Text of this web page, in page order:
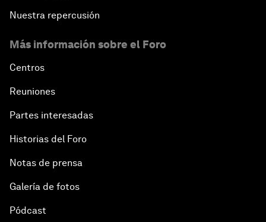
Nuestra repercusión
Más información sobre el Foro
Centros
Reuniones
Partes interesadas
Historias del Foro
Notas de prensa
Galería de fotos
Pódcast